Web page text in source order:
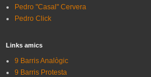
Pedro "Casal" Cervera
Pedro Click
Links amics
9 Barris Analògic
9 Barris Protesta